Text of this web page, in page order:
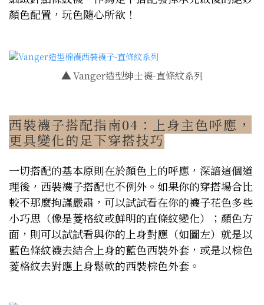
顏色配置，玩色隨心所欲！
▲Vanger造型紳士襪-直條紋系列
西裝襪子搭配指南04：上身主色呼應，
更具變化的足下穿搭技巧
一切搭配的基本原則在於顏色上的呼應，深諳這個道
理後，西裝襪子搭配也不例外。如果你的穿搭場合比
較不那麼拘謹嚴肅，可以試試看在你的襪子花色多些
小巧思（像是菱格紋或鮮明的直條紋變化）；顏色方
面，則可以試試看與你的上身對應（如圖左）就是以
藍色條紋襪去結合上身的藍色西裝外套，或是以棕色
菱格紋去對應上身鬆軟的西裝棕色外套。